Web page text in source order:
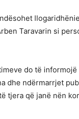
Taravarin si
do të
dhe ndërmarrjet
tjera që janë nën